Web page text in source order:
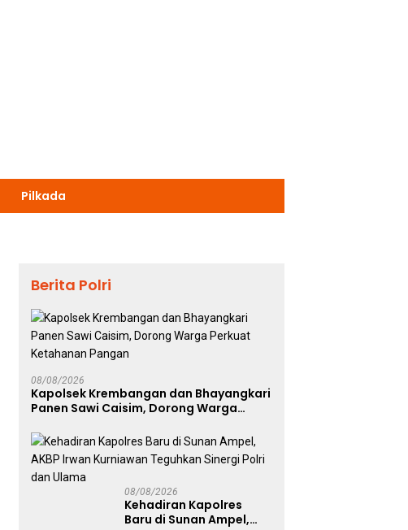
Pilkada
Berita Polri
08/08/2026
Kapolsek Krembangan dan Bhayangkari
Panen Sawi Caisim, Dorong Warga
08/08/2026
Kehadiran Kapolres
Baru di Sunan Ampel,